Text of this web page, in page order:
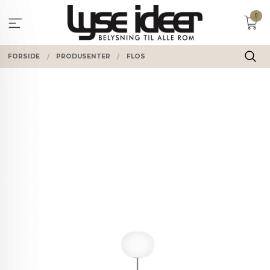
innholdet
0
FORSIDE PRODUSENTER FLOS